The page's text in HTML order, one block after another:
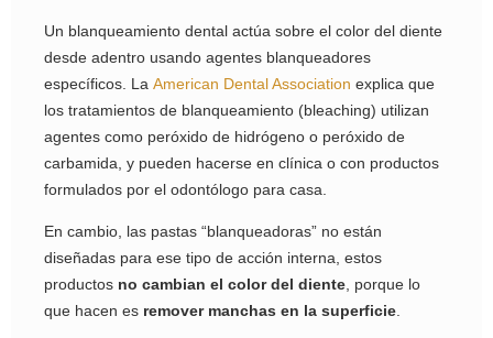
Un blanqueamiento dental actúa sobre el color del diente
desde adentro usando agentes blanqueadores
específicos. La American Dental Association explica que
los tratamientos de blanqueamiento (bleaching) utilizan
agentes como peróxido de hidrógeno o peróxido de
carbamida, y pueden hacerse en clínica o con productos
formulados por el odontólogo para casa.
En cambio, las pastas “blanqueadoras” no están
diseñadas para ese tipo de acción interna, estos
productos no cambian el color del diente , porque lo
que hacen es remover manchas en la superficie